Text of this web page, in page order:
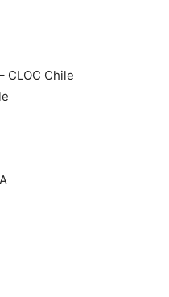
CLOC Chile